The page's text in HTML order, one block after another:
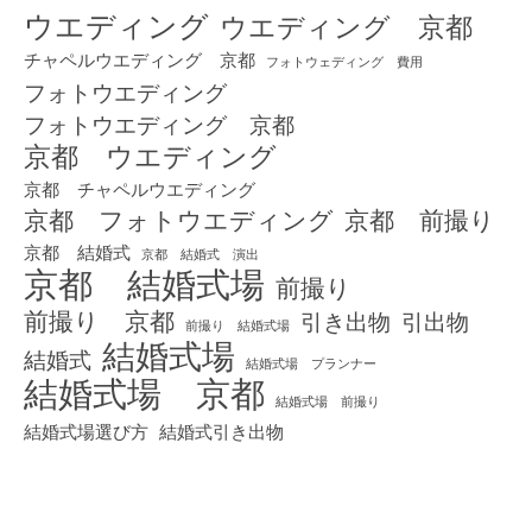
ウエディング ウエディング 京都
チャペルウエディング 京都 フォトウェディング 費用
フォトウエディング
フォトウエディング 京都
京都 ウエディング
京都 チャペルウエディング
京都 フォトウエディング 京都 前撮り
京都 結婚式 京都 結婚式 演出
京都 結婚式場 前撮り
前撮り 京都
前撮り 結婚式場 引き出物 引出物
結婚式 結婚式場 結婚式場 プランナー
結婚式場 京都 結婚式場 前撮り
結婚式場選び方 結婚式引き出物